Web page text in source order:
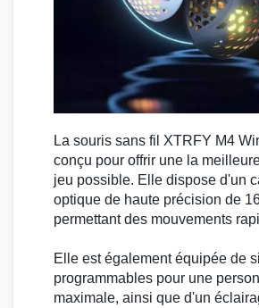
La souris sans fil XTRFY M4
conçu pour offrir une la
jeu possible. Elle dispose d'un
optique de haute précision de
permettant des mouvements
Elle est également équipée de
programmables pour une
maximale, ainsi que d'un